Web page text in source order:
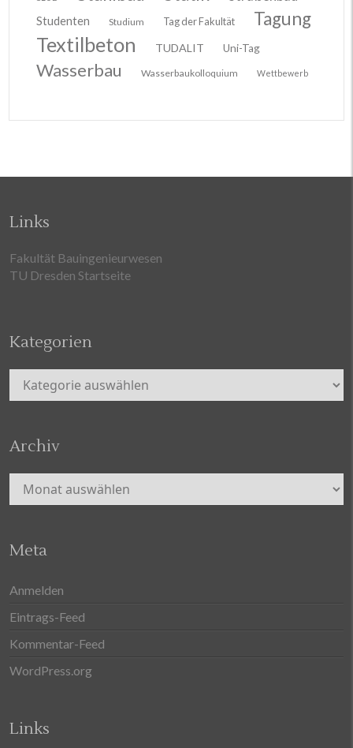
Studenten Studium Tag der Fakultät Tagung
Textilbeton TUDALIT Uni-Tag
Wasserbau Wasserbaukolloquium Wettbewerb
Links
Fakultät Bauingenieurwesen
TU Dresden Startseite
Kategorien
Kategorien
Archiv
Archiv
Meta
Anmelden
Eintrags-Feed
Kommentar-Feed
WordPress.org
Links